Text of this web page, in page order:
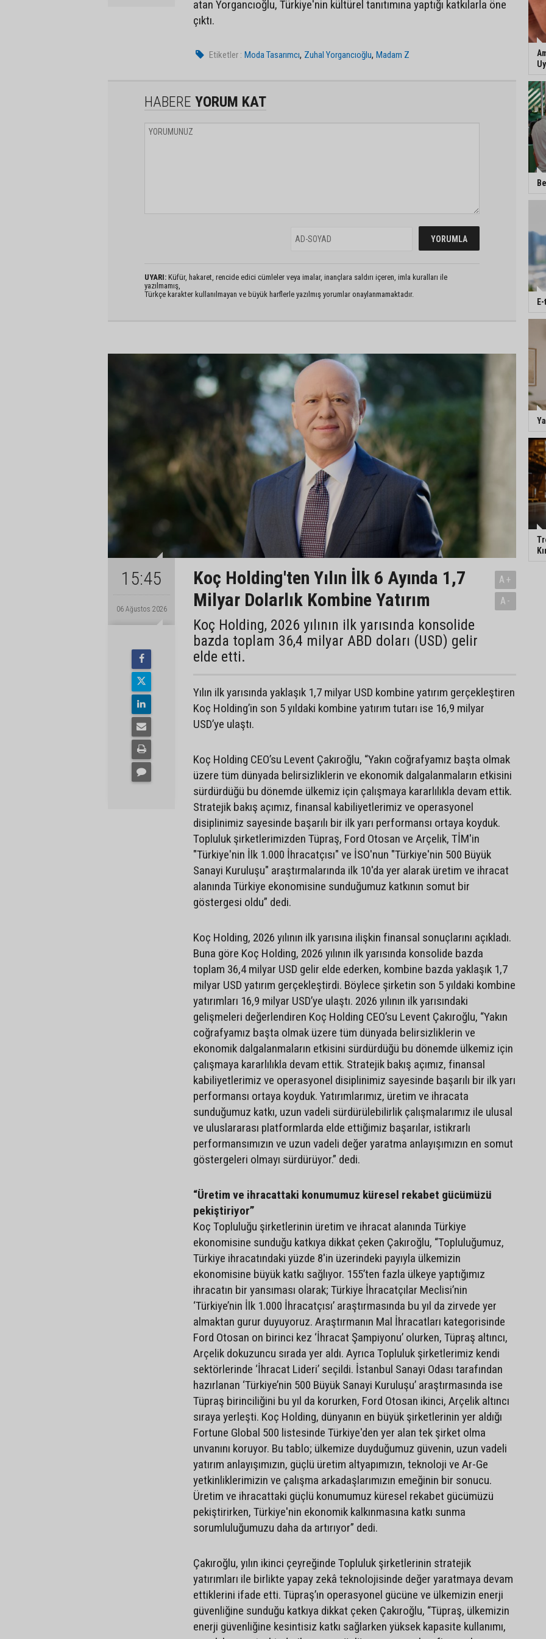
atan Yorgancıoğlu, Türkiye'nin kültürel tanıtımına yaptığı katkılarla öne
çıktı.
Etiketler : Moda Tasarımcı, Zuhal Yorgancıoğlu,Madam Z
HABERE YORUM KAT
UYARI: Küfür, hakaret, rencide edici cümleler veya imalar, inançlara saldırı içeren, imla kuralları ile
yazılmamış,
Türkçe karakter kullanılmayan ve büyük harflerle yazılmış yorumlar onaylanmamaktadır.
15:45
06 Ağustos 2026
Koç Holding'ten Yılın İlk 6 Ayında 1,7
Milyar Dolarlık Kombine Yatırım
Koç Holding, 2026 yılının ilk yarısında konsolide
bazda toplam 36,4 milyar ABD doları (USD) gelir
elde etti.
A+
A-
Yılın ilk yarısında yaklaşık 1,7 milyar USD kombine yatırım gerçekleştiren
Koç Holding’in son 5 yıldaki kombine yatırım tutarı ise 16,9 milyar
USD’ye ulaştı.
Koç Holding CEO’su Levent Çakıroğlu, “Yakın coğrafyamız başta olmak
üzere tüm dünyada belirsizliklerin ve ekonomik dalgalanmaların etkisini
sürdürdüğü bu dönemde ülkemiz için çalışmaya kararlılıkla devam ettik.
Stratejik bakış açımız, finansal kabiliyetlerimiz ve operasyonel
disiplinimiz sayesinde başarılı bir ilk yarı performansı ortaya koyduk.
Topluluk şirketlerimizden Tüpraş, Ford Otosan ve Arçelik, TİM'in
"Türkiye'nin İlk 1.000 İhracatçısı" ve İSO'nun "Türkiye'nin 500 Büyük
Sanayi Kuruluşu" araştırmalarında ilk 10'da yer alarak üretim ve ihracat
alanında Türkiye ekonomisine sunduğumuz katkının somut bir
göstergesi oldu” dedi.
Koç Holding, 2026 yılının ilk yarısına ilişkin finansal sonuçlarını açıkladı.
Buna göre Koç Holding, 2026 yılının ilk yarısında konsolide bazda
toplam 36,4 milyar USD gelir elde ederken, kombine bazda yaklaşık 1,7
milyar USD yatırım gerçekleştirdi. Böylece şirketin son 5 yıldaki kombine
yatırımları 16,9 milyar USD’ye ulaştı. 2026 yılının ilk yarısındaki
gelişmeleri değerlendiren Koç Holding CEO’su Levent Çakıroğlu, “Yakın
coğrafyamız başta olmak üzere tüm dünyada belirsizliklerin ve
ekonomik dalgalanmaların etkisini sürdürdüğü bu dönemde ülkemiz için
çalışmaya kararlılıkla devam ettik. Stratejik bakış açımız, finansal
kabiliyetlerimiz ve operasyonel disiplinimiz sayesinde başarılı bir ilk yarı
performansı ortaya koyduk. Yatırımlarımız, üretim ve ihracata
sunduğumuz katkı, uzun vadeli sürdürülebilirlik çalışmalarımız ile ulusal
ve uluslararası platformlarda elde ettiğimiz başarılar, istikrarlı
performansımızın ve uzun vadeli değer yaratma anlayışımızın en somut
göstergeleri olmayı sürdürüyor.” dedi.
“Üretim ve ihracattaki konumumuz küresel rekabet gücümüzü
pekiştiriyor”
Koç Topluluğu şirketlerinin üretim ve ihracat alanında Türkiye
ekonomisine sunduğu katkıya dikkat çeken Çakıroğlu, “Topluluğumuz,
Türkiye ihracatındaki yüzde 8'in üzerindeki payıyla ülkemizin
ekonomisine büyük katkı sağlıyor. 155’ten fazla ülkeye yaptığımız
ihracatın bir yansıması olarak; Türkiye İhracatçılar Meclisi’nin
‘Türkiye’nin İlk 1.000 İhracatçısı’ araştırmasında bu yıl da zirvede yer
almaktan gurur duyuyoruz. Araştırmanın Mal İhracatları kategorisinde
Ford Otosan on birinci kez ‘İhracat Şampiyonu’ olurken, Tüpraş altıncı,
Arçelik dokuzuncu sırada yer aldı. Ayrıca Topluluk şirketlerimiz kendi
sektörlerinde ‘İhracat Lideri’ seçildi. İstanbul Sanayi Odası tarafından
hazırlanan ‘Türkiye’nin 500 Büyük Sanayi Kuruluşu’ araştırmasında ise
Tüpraş birinciliğini bu yıl da korurken, Ford Otosan ikinci, Arçelik altıncı
sıraya yerleşti. Koç Holding, dünyanın en büyük şirketlerinin yer aldığı
Fortune Global 500 listesinde Türkiye'den yer alan tek şirket olma
unvanını koruyor. Bu tablo; ülkemize duyduğumuz güvenin, uzun vadeli
yatırım anlayışımızın, güçlü üretim altyapımızın, teknoloji ve Ar-Ge
yetkinliklerimizin ve çalışma arkadaşlarımızın emeğinin bir sonucu.
Üretim ve ihracattaki güçlü konumumuz küresel rekabet gücümüzü
pekiştirirken, Türkiye'nin ekonomik kalkınmasına katkı sunma
sorumluluğumuzu daha da artırıyor” dedi.
Çakıroğlu, yılın ikinci çeyreğinde Topluluk şirketlerinin stratejik
yatırımları ile birlikte yapay zekâ teknolojisinde değer yaratmaya devam
ettiklerini ifade etti. Tüpraş’ın operasyonel gücüne ve ülkemizin enerji
güvenliğine sunduğu katkıya dikkat çeken Çakıroğlu, “Tüpraş, ülkemizin
enerji güvenliğine kesintisiz katkı sağlarken yüksek kapasite kullanımı,